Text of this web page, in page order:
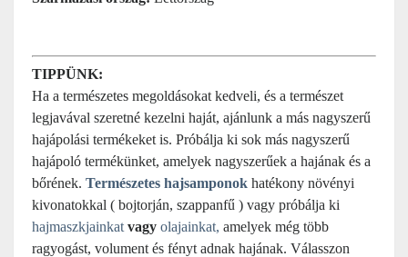
TIPPÜNK:
Ha a természetes megoldásokat kedveli, és a természet
legjavával szeretné kezelni haját, ajánlunk a más nagyszerű
hajápolási termékeket is. Próbálja ki sok más nagyszerű
hajápoló termékünket, amelyek nagyszerűek a hajának és a
bőrének. Természetes hajsamponok hatékony növényi
kivonatokkal ( bojtorján, szappanfű ) vagy próbálja ki
hajmaszkjainkat vagy olajainkat, amelyek még több
ragyogást, volument és fényt adnak hajának. Válasszon